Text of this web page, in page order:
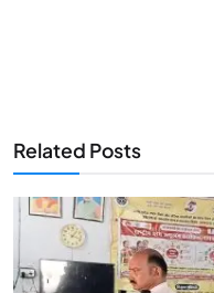
Related Posts